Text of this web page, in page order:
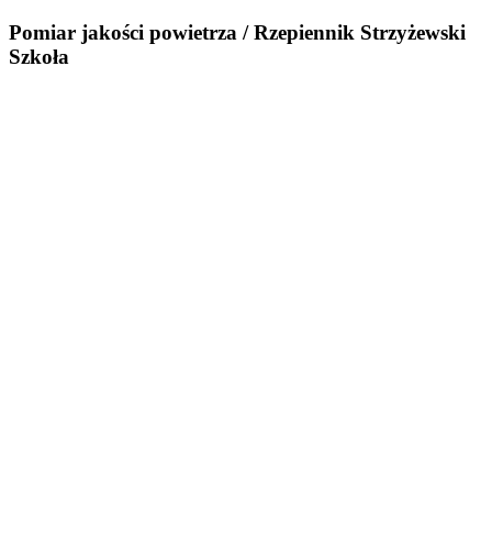
Pomiar jakości powietrza / Rzepiennik Strzyżewski
Szkoła